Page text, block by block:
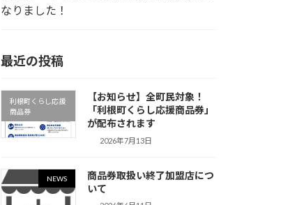
なりました！
最近の投稿
利根町くらし応援
商品券
【お知らせ】全町民対象！
「利根町くらし応援商品券」
が配布されます
2026年7月13日
NEWS
商品券取扱い終了加盟店につ
いて